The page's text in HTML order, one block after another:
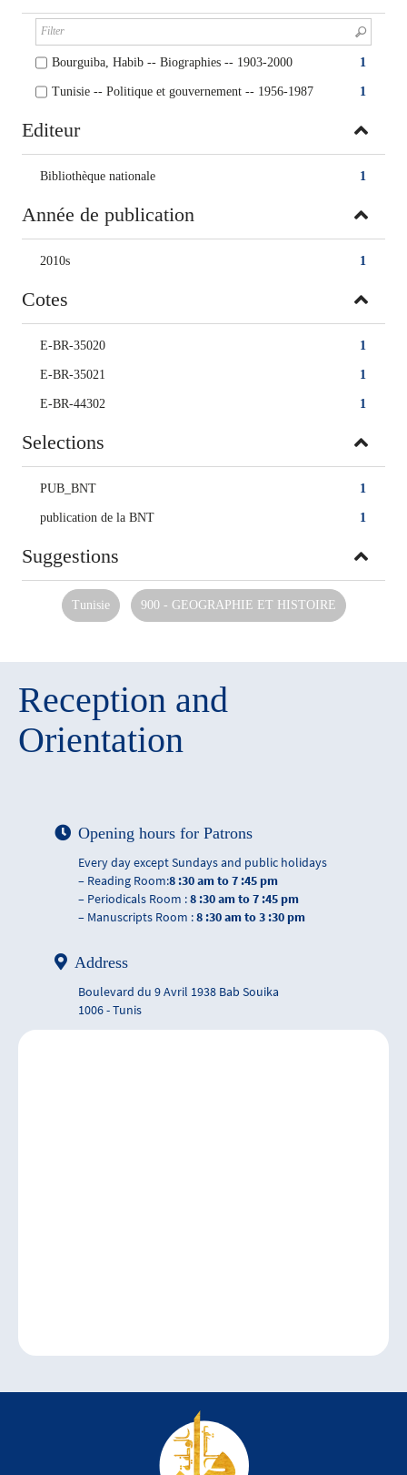
1
Bourguiba, Habib -- Biographies -- 1903-2000
1
Tunisie -- Politique et gouvernement -- 1956-1987
Editeur
1
Bibliothèque nationale
Année de publication
1
2010s
Cotes
1
E-BR-35020
1
E-BR-35021
1
E-BR-44302
Selections
1
PUB_BNT
1
publication de la BNT
Suggestions
Tunisie 900 - GEOGRAPHIE ET HISTOIRE
Reception and
Orientation
Opening hours for Patrons
Every day except Sundays and public holidays
– Reading Room:8 :30 am to 7 :45 pm
– Periodicals Room :8 :30 am to 7 :45 pm
– Manuscripts Room :8 :30 am to 3 :30 pm
Address
Boulevard du 9 Avril 1938 Bab Souika
1006 - Tunis